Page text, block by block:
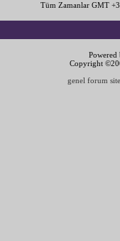
Tüm Zamanlar GMT
Copyright
genel forum